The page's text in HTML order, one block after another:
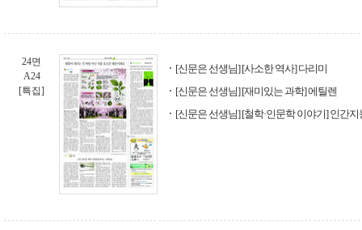
24면
A24
[특집]
[신문은 선생님] [사소한 역사] 다리미
[신문은 선생님] [재미있는 과학] 에틸렌
[신문은 선생님] [철학·인문학 이야기] 인간